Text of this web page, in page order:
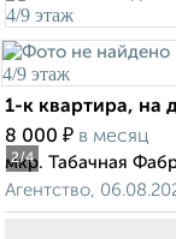
2/4
1-к квартира, на
8 000 ₽ в месяц
мкр. Табачная
Агентство,